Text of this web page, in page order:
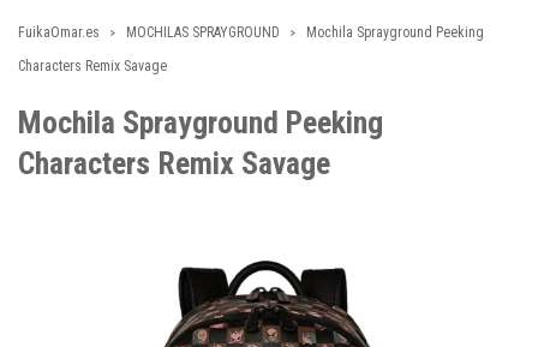
FuikaOmar.es MOCHILAS SPRAYGROUND
Mochila Sprayground Peeking
Characters Remix Savage
Mochila Sprayground Peeking
Characters Remix Savage